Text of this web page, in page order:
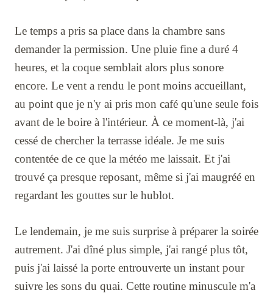
Le temps a pris sa place dans la chambre sans
demander la permission. Une pluie fine a duré 4
heures, et la coque semblait alors plus sonore
encore. Le vent a rendu le pont moins accueillant,
au point que je n'y ai pris mon café qu'une seule fois
avant de le boire à l'intérieur. À ce moment-là, j'ai
cessé de chercher la terrasse idéale. Je me suis
contentée de ce que la météo me laissait. Et j'ai
trouvé ça presque reposant, même si j'ai maugréé en
regardant les gouttes sur le hublot.
Le lendemain, je me suis surprise à préparer la soirée
autrement. J'ai dîné plus simple, j'ai rangé plus tôt,
puis j'ai laissé la porte entrouverte un instant pour
suivre les sons du quai. Cette routine minuscule m'a